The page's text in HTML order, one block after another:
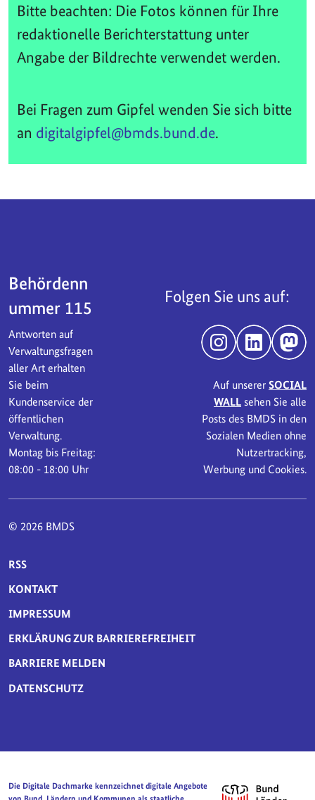
Bitte beachten: Die Fotos können für Ihre
redaktionelle Berichterstattung unter
Angabe der Bildrechte verwendet werden.
Bei Fragen zum Gipfel wenden Sie sich bitte
an digitalgipfel@bmds.bund.de.
Behördenn
ummer 115
Antworten auf
Verwaltungsfragen
aller Art erhalten
Sie beim
Kundenservice der
öffentlichen
Verwaltung.
Montag bis Freitag:
08:00 - 18:00 Uhr
Folgen Sie uns auf:
InstagramLinkedIn
Auf unserer SOCIAL
WALLsehen Sie alle
Posts des BMDS in den
Sozialen Medien ohne
Nutzertracking,
Werbung und Cookies.
© 2026 BMDS
SERVICE-NAVIGATION FUSSBEREICH
RSS
KONTAKT
IMPRESSUM
ERKLÄRUNG ZUR BARRIEREFREIHEIT
BARRIERE MELDEN
DATENSCHUTZ
Die Digitale Dachmarke kennzeichnet digitale Angebote